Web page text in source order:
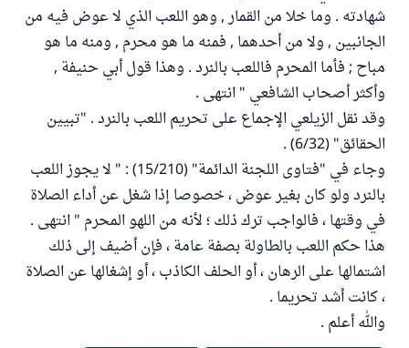
شهادته . وما خلا من القمار , وهو اللعب الذي لا عوض فيه من
الجانبين , ولا من أحدهما , فمنه ما هو محرم , ومنه ما هو
مباح ; فأما المحرم فاللعب بالنرد . وهذا قول أبي حنيفة ,
وأكثر أصحاب الشافعي " انتهى .
وقد نقل الزيلعي الإجماع على تحريم اللعب بالنرد . "تبيين
الحقائق" (6/32) .
وجاء في "فتاوى اللجنة الدائمة" (15/210) : " لا يجوز اللعب
بالنرد ولو كان بغير عوض ، خصوصا إذا شغل عن أداء الصلاة
في وقتها ، فالواجب ترك ذلك ؛ لأنه من اللهو المحرم " انتهى .
هذا حكم اللعب بالطاولة بصفة عامة ، فإن أضيف إلى ذلك
اشتمالها على الرهان ، أو الحلف الكاذب ، أو إشغالها عن الصلاة
، كانت أشد تحريما .
والله أعلم .